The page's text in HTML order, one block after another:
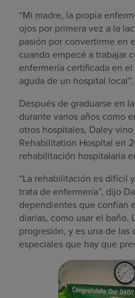
“Mi madre, la propia
ojos por primera vez a la
pasión por convertirme en
cuando empecé a trabajar
enfermería certificada en
aguda de un hospital local”.
Después de graduarse en
durante varios años como
otros hospitales, Daley
Rehabilitation Hospital en
rehabilitación hospitalaria
“La rehabilitación es difícil
trata de enfermería”, dijo
dependientes que confían
diarias, como usar el baño.
progresión, y es una de las
especiales que hay que